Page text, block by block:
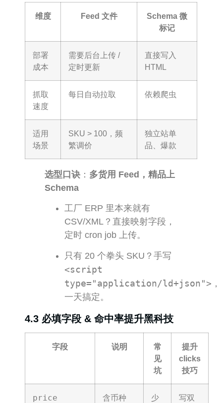
维度 Feed 文件
Schema 微
标记
部署
成本
需要后台上传 /
定时更新
直接写入
HTML
抓取
速度
每日自动拉取 依赖爬虫
适用
场景
SKU > 100，频
繁调价
独立站单
品、爆款
选型口诀 ： 多货用 Feed，精品上
Schema
工厂 ERP 里本来就有
CSV/XML？直接映射字段，
定时 cron job 上传。
只有 20 个拳头 SKU？手写
<script
type="application/ld+json"> ，
一天搞定。
4.3 必填字段 & 命中率提升黑科技
字段 说明
常
见
坑
提升
clicks
技巧
price
含币种
少
写双